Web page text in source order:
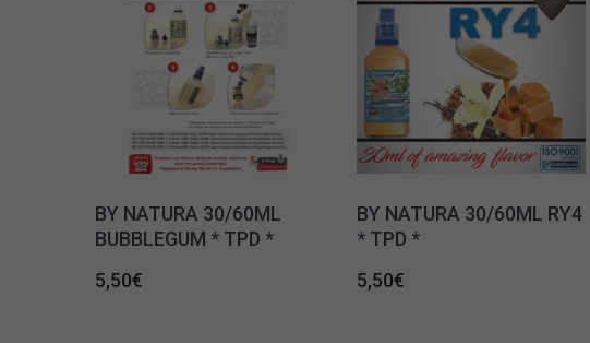
BY NATURA 30/60ML
BUBBLEGUM * TPD *
5,50€
BY NATURA 30/60ML RY4
* TPD *
5,50€